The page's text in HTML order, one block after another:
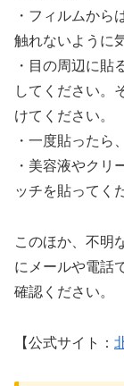
・フィルムから
触れないように
・目の周辺に貼
してください。
けてください。
・一度貼ったら
・美容液やクリ
ッチを貼ってく
このほか、不明
にメールや電話
確認ください。
【公式サイト：